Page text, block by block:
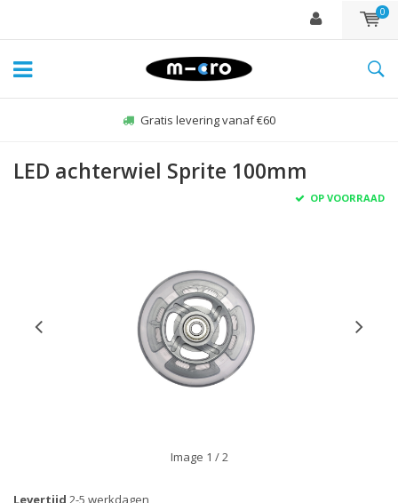
0
Gratis levering vanaf €60
LED achterwiel Sprite 100mm
OP VOORRAAD
Image 1 / 2
Levertijd 2-5 werkdagen